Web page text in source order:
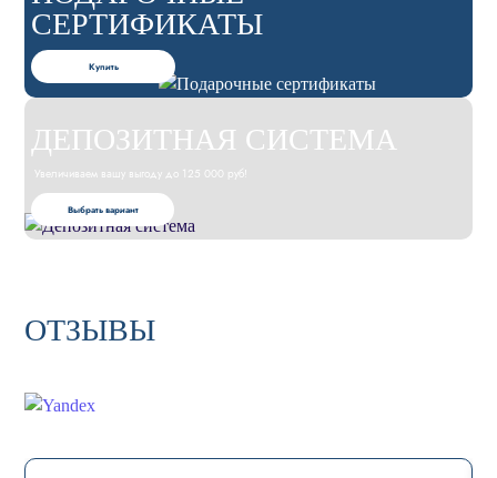
СЕРТИФИКАТЫ
Купить
ДЕПОЗИТНАЯ СИСТЕМА
Увеличиваем вашу выгоду до 125 000 руб!
Выбрать вариант
ОТЗЫВЫ